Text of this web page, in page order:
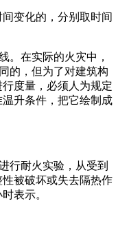
变化的，分别取时间
。在实际的火灾中，
的，但为了对建筑构
度量，必须人为规定
升条件，把它绘制成
行耐火实验，从受到
被破坏或失去隔热作
表示。